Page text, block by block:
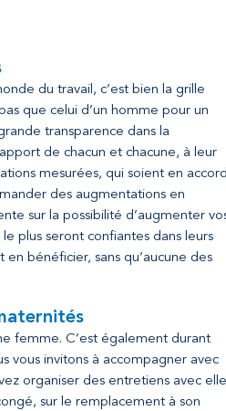
du travail, c’est bien la grille
que celui d’un homme pour un
transparence dans la
de chacun et chacune, à leur
mesurées, qui soient en accord
des augmentations en
sur la possibilité d’augmenter
plus seront confiantes dans leurs
bénéficier, sans qu’aucune des
femme. C’est également durant
vous invitons à accompagner avec
organiser des entretiens avec
sur le remplacement à son